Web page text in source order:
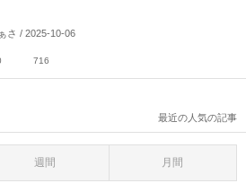
さ / 2025-10-06
716
最近の人気の記事
週間 月間